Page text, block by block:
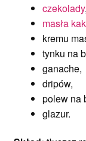
czekolady,
masła
kremu
tynku na
ganache,
dripów,
polew na
glazur.